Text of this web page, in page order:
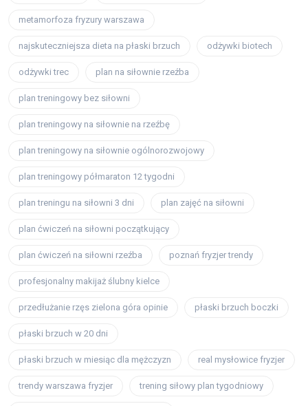
metamorfoza fryzury warszawa
najskuteczniejsza dieta na płaski brzuch odżywki biotech
odżywki trec plan na siłownie rzeźba
plan treningowy bez siłowni
plan treningowy na siłownie na rzeźbę
plan treningowy na siłownie ogólnorozwojowy
plan treningowy półmaraton 12 tygodni
plan treningu na siłowni 3 dni plan zajęć na siłowni
plan ćwiczeń na siłowni początkujący
plan ćwiczeń na siłowni rzeźba poznań fryzjer trendy
profesjonalny makijaż ślubny kielce
przedłużanie rzęs zielona góra opinie płaski brzuch boczki
płaski brzuch w 20 dni
płaski brzuch w miesiąc dla mężczyzn real mysłowice fryzjer
trendy warszawa fryzjer trening siłowy plan tygodniowy